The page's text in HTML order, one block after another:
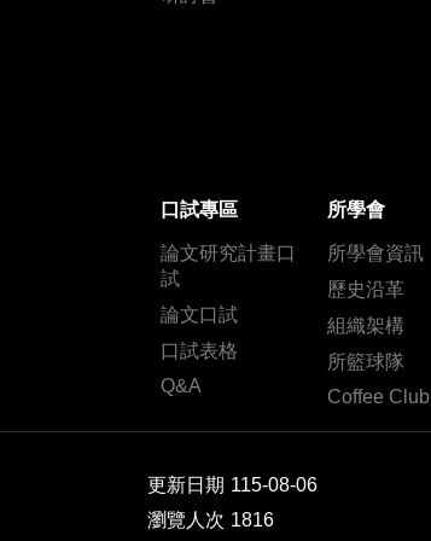
口試專區
論文研究計畫口
試
論文口試
口試表格
Q&A
所學會
所學會資訊
歷史沿革
組織架構
所籃球隊
Coffee Club
更新日期 115-08-06
瀏覽人次 1816